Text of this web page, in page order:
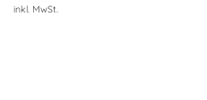
inkl. MwSt.